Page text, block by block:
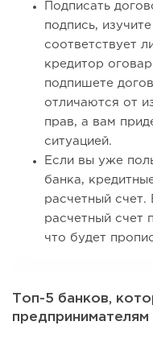
Подписать
подпись,
соответствует
кредитор
подпишете
отличаются от
прав, а вам
ситуацией.
Если вы уже
банка,
расчетный
расчетный счет
что будет
Топ-5 банков,